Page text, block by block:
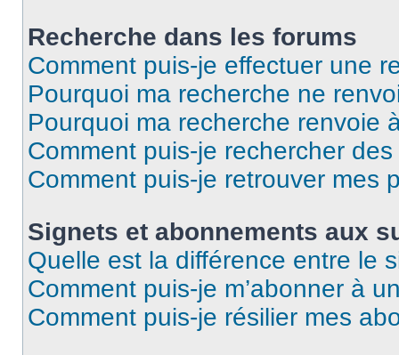
Recherche dans les forums
Comment puis-je effectuer une
Pourquoi ma recherche ne
Pourquoi ma recherche renvoie
Comment puis-je rechercher
Comment puis-je retrouver mes
Signets et abonnements aux
Quelle est la différence entre le
Comment puis-je m’abonner à
Comment puis-je résilier mes